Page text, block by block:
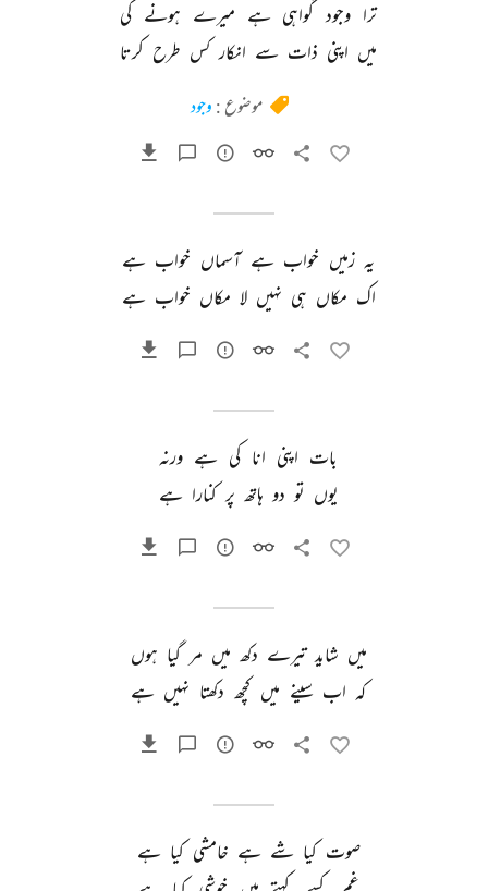
ترا وجود گواہی ہے میرے ہونے کی
میں اپنی ذات سے انکار کس طرح کرتا
موضوع : وجود
یہ زمیں خواب ہے آسماں خواب ہے
اک مکاں ہی نہیں لا مکاں خواب ہے
بات اپنی انا کی ہے ورنہ
یوں تو دو ہاتھ پر کنارا ہے
میں شاید تیرے دکھ میں مر گیا ہوں
کہ اب سینے میں کچھ دکھتا نہیں ہے
صوت کیا شے ہے خامشی کیا ہے